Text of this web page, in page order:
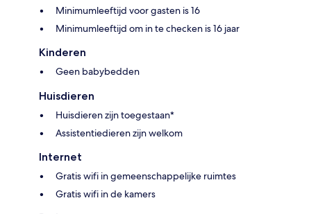
Minimumleeftijd voor gasten is 16
Minimumleeftijd om in te checken is 16 jaar
Kinderen
Geen babybedden
Huisdieren
Huisdieren zijn toegestaan*
Assistentiedieren zijn welkom
Internet
Gratis wifi in gemeenschappelijke ruimtes
Gratis wifi in de kamers